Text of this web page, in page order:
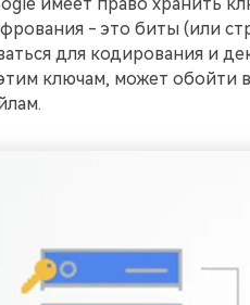
- это биты (или
для кодирования и
ключам, может обойти